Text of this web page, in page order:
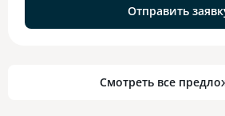
Отправить
Смотреть все